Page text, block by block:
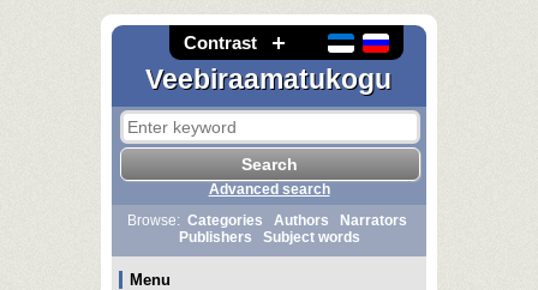
Contrast
Veebiraamatukogu
Advanced search
Browse: Categories Authors
Narrators
Publishers
Subject words
Menu